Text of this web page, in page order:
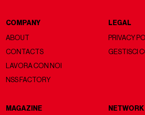
COMPANY
ABOUT
CONTACTS
LAVORA CON NOI
NSS FACTORY
LEGAL
PRIVACY
GESTISCI
MAGAZINE NETWORK